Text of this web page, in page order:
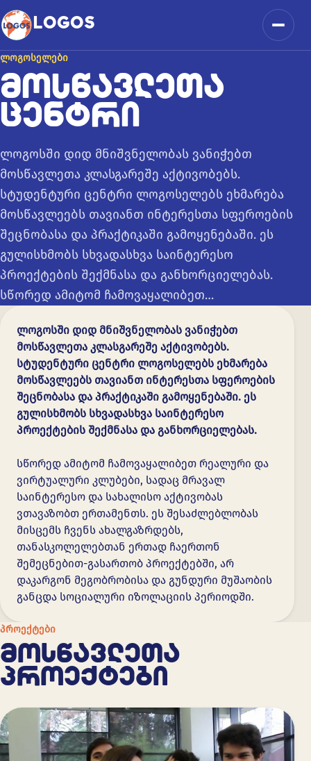
კონტენტზე გადასვლა
LOGOS
ᲚᲝᲒᲝᲡᲔᲚᲔᲑᲘ
ᲛᲝᲡᲬᲐᲕᲚᲔᲗᲐ
ᲪᲔᲜᲢᲠᲘ
ლოგოსში დიდ მნიშვნელობას ვანიჭებთ
მოსწავლეთა კლასგარეშე აქტივობებს.
სტუდენტური ცენტრი ლოგოსელებს ეხმარება
მოსწავლეებს თავიანთ ინტერესთა სფეროების
შეცნობასა და პრაქტიკაში გამოყენებაში. ეს
გულისხმობს სხვადასხვა საინტერესო
პროექტების შექმნასა და განხორციელებას.
სწორედ ამიტომ ჩამოვაყალიბეთ…
ლოგოსში დიდ მნიშვნელობას ვანიჭებთ
მოსწავლეთა კლასგარეშე აქტივობებს.
სტუდენტური ცენტრი ლოგოსელებს ეხმარება
მოსწავლეებს თავიანთ ინტერესთა სფეროების
შეცნობასა და პრაქტიკაში გამოყენებაში. ეს
გულისხმობს სხვადასხვა საინტერესო
პროექტების შექმნასა და განხორციელებას.
სწორედ ამიტომ ჩამოვაყალიბეთ რეალური და
ვირტუალური კლუბები, სადაც მრავალ
საინტერესო და სახალისო აქტივობას
ვთავაზობთ ერთამენთს. ეს შესაძლებლობას
მისცემს ჩვენს ახალგაზრდებს,
თანასკოლელებთან ერთად ჩაერთონ
შემეცნებით-გასართობ პროექტებში, არ
დაკარგონ მეგობრობისა და გუნდური მუშაობის
განცდა სოციალური იზოლაციის პერიოდში.
ᲞᲠᲝᲔᲥᲢᲔᲑᲘ
ᲛᲝᲡᲬᲐᲕᲚᲔᲗᲐ
ᲞᲠᲝᲔᲥᲢᲔᲑᲘ